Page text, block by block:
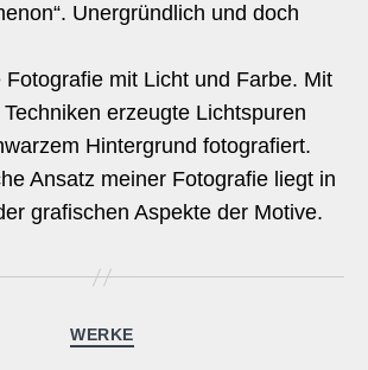
Unergründlich und doch
Fotografie mit Licht und Farbe. Mit
erzeugte Lichtspuren
Hintergrund fotografiert.
Ansatz meiner Fotografie liegt in
grafischen Aspekte der Motive.
Kategorien
WERKE